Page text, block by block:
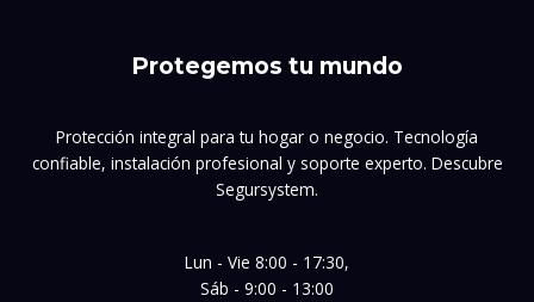
Protegemos tu mundo
Protección integral para tu hogar o negocio. Tecnología
confiable, instalación profesional y soporte experto. Descubre
Segursystem.
Lun - Vie 8:00 - 17:30,
Sáb - 9:00 - 13:00